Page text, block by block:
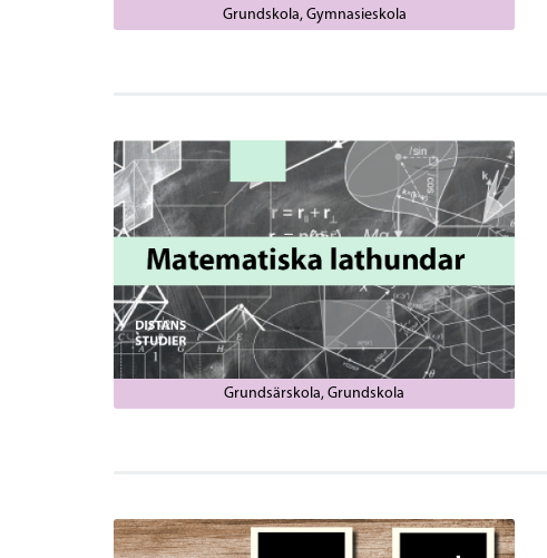
Grundskola Gymnasieskola
Grundsärskola Grundskola